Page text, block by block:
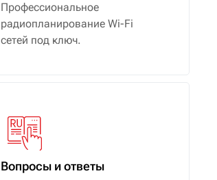
Профессиональное
радиопланирование Wi-Fi
сетей под ключ.
Вопросы и ответы